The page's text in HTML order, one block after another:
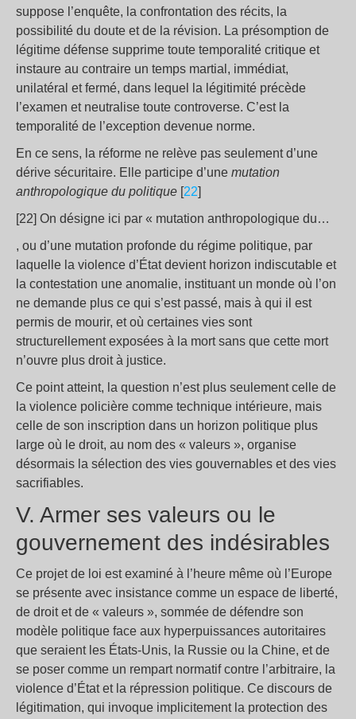
suppose l’enquête, la confrontation des récits, la
possibilité du doute et de la révision. La présomption de
légitime défense supprime toute temporalité critique et
instaure au contraire un temps martial, immédiat,
unilatéral et fermé, dans lequel la légitimité précède
l’examen et neutralise toute controverse. C’est la
temporalité de l’exception devenue norme.
En ce sens, la réforme ne relève pas seulement d’une
dérive sécuritaire. Elle participe d’une mutation
anthropologique du politique [22]
[22] On désigne ici par « mutation anthropologique du…
, ou d’une mutation profonde du régime politique, par
laquelle la violence d’État devient horizon indiscutable et
la contestation une anomalie, instituant un monde où l’on
ne demande plus ce qui s’est passé, mais à qui il est
permis de mourir, et où certaines vies sont
structurellement exposées à la mort sans que cette mort
n’ouvre plus droit à justice.
Ce point atteint, la question n’est plus seulement celle de
la violence policière comme technique intérieure, mais
celle de son inscription dans un horizon politique plus
large où le droit, au nom des « valeurs », organise
désormais la sélection des vies gouvernables et des vies
sacrifiables.
V. Armer ses valeurs ou le
gouvernement des indésirables
Ce projet de loi est examiné à l’heure même où l’Europe
se présente avec insistance comme un espace de liberté,
de droit et de « valeurs », sommée de défendre son
modèle politique face aux hyperpuissances autoritaires
que seraient les États-Unis, la Russie ou la Chine, et de
se poser comme un rempart normatif contre l’arbitraire, la
violence d’État et la répression politique. Ce discours de
légitimation, qui invoque implicitement la protection des